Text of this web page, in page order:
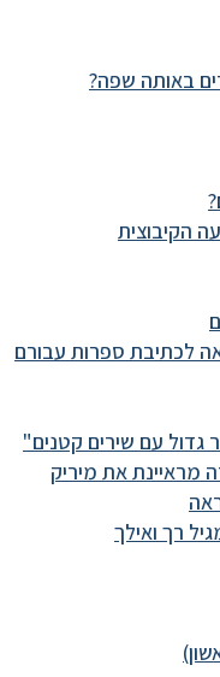
באותה שפה?
הקיבוצית
לכתיבת ספרות עבורם
עם שירים קטנים"
מראיינת את מיריק
רך ואילך